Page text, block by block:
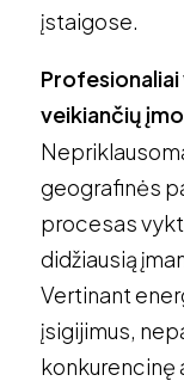
įstaigose.
veikiančių
geografinės
procesas
didžiausią
Vertinant
įsigijimus,
konkurencinę